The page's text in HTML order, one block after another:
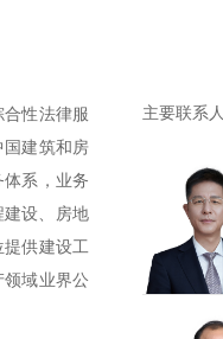
性法律服
国建筑和房
系，业务
建设、房地
供建设工
域业界公
主要联系人